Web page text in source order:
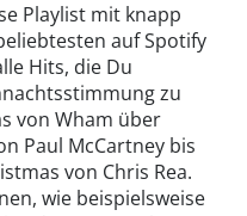
Playlist mit knapp
auf Spotify
Hits, die Du
zu
von Wham über
Paul McCartney bis
von Chris Rea.
wie beispielsweise